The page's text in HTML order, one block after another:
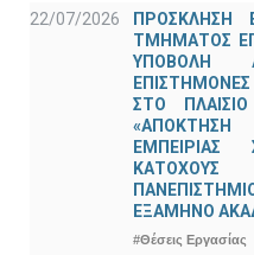
22/07/2026
ΠΡΟΣΚΛΗΣΗ
ΤΜΗΜΑΤΟΣ
ΥΠΟΒΟΛΗ
ΣΤΟ
«ΑΠΟΚΤΗΣΗ
ΕΞΑΜΗΝΟ
#Θέσεις Εργασίας